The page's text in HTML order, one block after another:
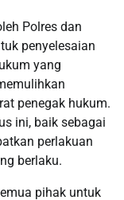
Polres dan
penyelesaian
yang
penegak hukum.
ini, baik sebagai
perlakuan
berlaku.
pihak untuk